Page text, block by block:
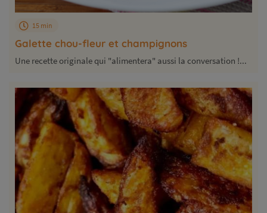
Galette chou-fleur et champignons
15 min
Une recette originale qui "alimentera" aussi la conversation !...